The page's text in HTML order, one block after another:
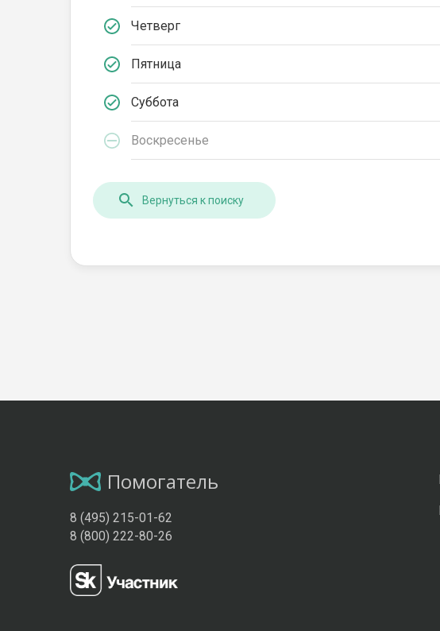
Четверг
Пятница
Суббота
Воскресенье
Вернуться к поиску
Помогатель
8 (495) 215-01-62
8 (800) 222-80-26